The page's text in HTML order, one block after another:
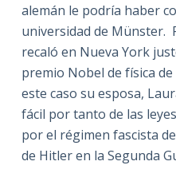
alemán le podría haber
universidad de Münster.
recaló en Nueva York
premio Nobel de física
este caso su esposa,
fácil por tanto de las
por el régimen fascista
de Hitler en la Segunda